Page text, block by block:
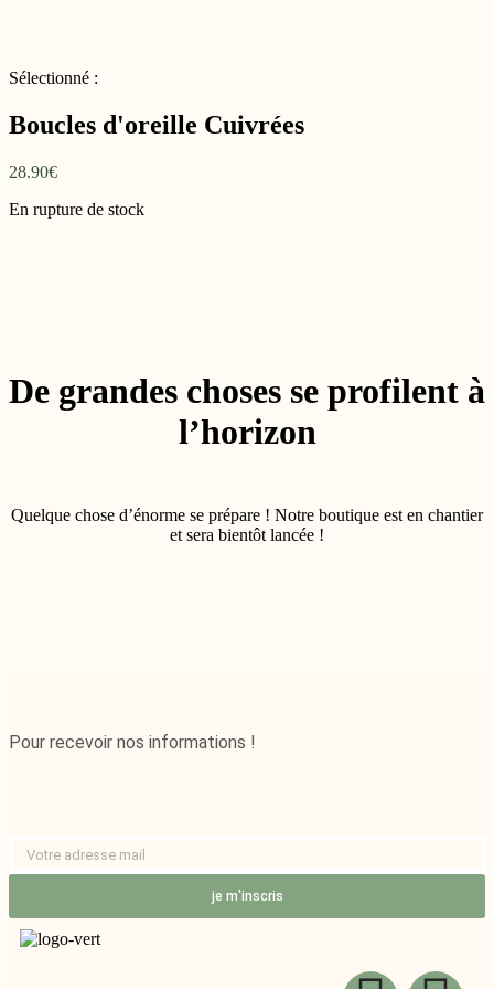
Sélectionné :
Boucles d'oreille Cuivrées
28.90€
En rupture de stock
De grandes choses se profilent à
l’horizon
Quelque chose d’énorme se prépare ! Notre boutique est en chantier
et sera bientôt lancée !
Pour recevoir nos informations !
je m'inscris